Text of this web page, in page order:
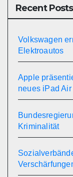
Recent Posts
Volkswagen
Elektroautos
Apple
neues iPad
Kriminalität